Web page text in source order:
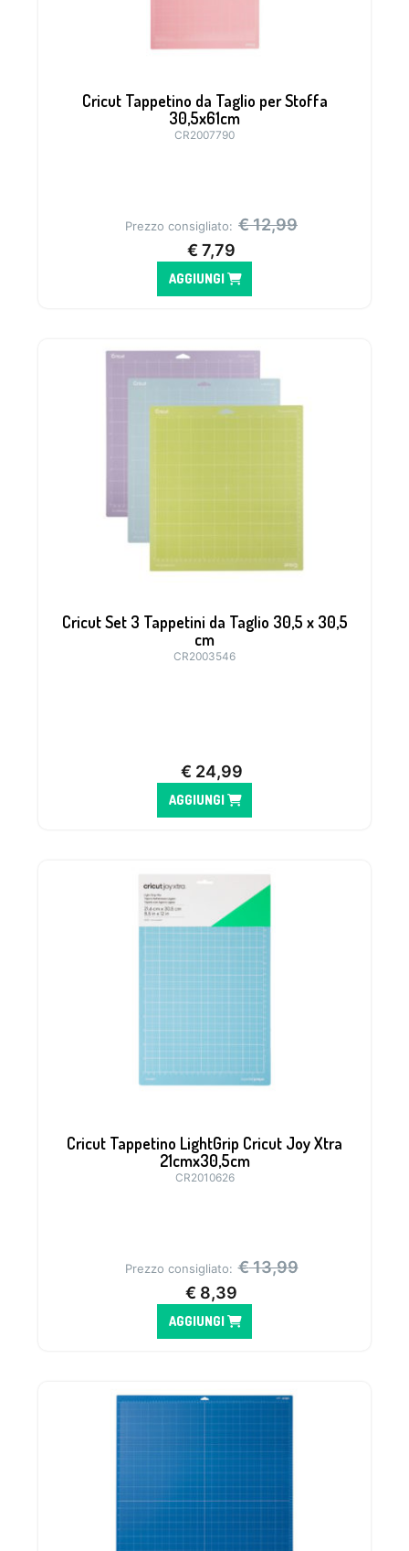
Cricut Tappetino da Taglio per Stoffa
30,5x61cm
CR2007790
Prezzo consigliato: €12,99
€ 7,79
AGGIUNGI
Cricut Set 3 Tappetini da Taglio 30,5 x 30,5
cm
CR2003546
€ 24,99
AGGIUNGI
Cricut Tappetino LightGrip Cricut Joy Xtra
21cmx30,5cm
CR2010626
Prezzo consigliato: €13,99
€ 8,39
AGGIUNGI